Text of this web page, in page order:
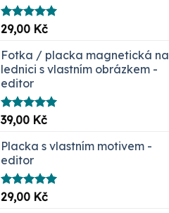
Hodnocení
5.00
29,00 Kč
Fotka / placka magnetická na
lednici s vlastním obrázkem -
editor
Hodnocení
5.00
39,00 Kč
Placka s vlastním motivem -
editor
Hodnocení
5.00
29,00 Kč